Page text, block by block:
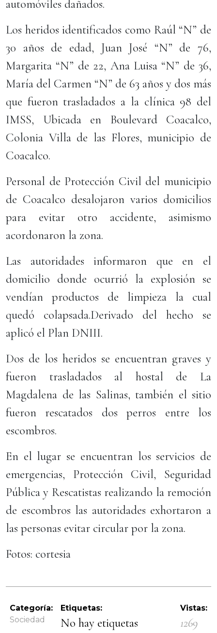
automóviles dañados.
Los heridos identificados como Raúl “N” de
30 años de edad, Juan José “N” de 76,
Margarita “N” de 22, Ana Luisa “N” de 36,
María del Carmen “N” de 63 años y dos más
que fueron trasladados a la clínica 98 del
IMSS, Ubicada en Boulevard Coacalco,
Colonia Villa de las Flores, municipio de
Coacalco.
Personal de Protección Civil del municipio
de Coacalco desalojaron varios domicilios
para evitar otro accidente, asimismo
acordonaron la zona.
Las autoridades informaron que en el
domicilio donde ocurrió la explosión se
vendían productos de limpieza la cual
quedó colapsada.Derivado del hecho se
aplicó el Plan DNIII.
Dos de los heridos se encuentran graves y
fueron trasladados al hostal de La
Magdalena de las Salinas, también el sitio
fueron rescatados dos perros entre los
escombros.
En el lugar se encuentran los servicios de
emergencias, Protección Civil, Seguridad
Pública y Rescatistas realizando la remoción
de escombros las autoridades exhortaron a
las personas evitar circular por la zona.
Fotos: cortesia
Categoría:
Sociedad
Etiquetas:
No hay etiquetas
Vistas:
1269